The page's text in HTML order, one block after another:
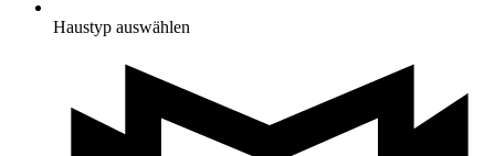
Haustyp auswählen